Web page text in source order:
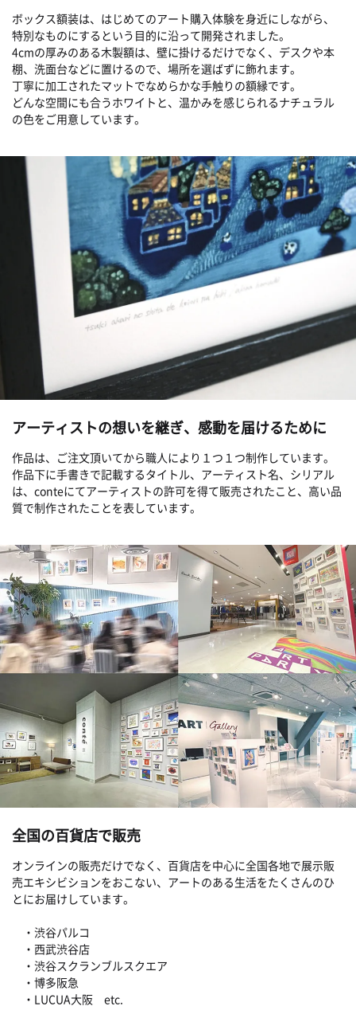
ボックス額装は、はじめてのアート購入体験を身近にしながら、
特別なものにするという目的に沿って開発されました。
4cmの厚みのある木製額は、壁に掛けるだけでなく、デスクや本
棚、洗面台などに置けるので、場所を選ばずに飾れます。
丁寧に加工されたマットでなめらかな手触りの額縁です。
どんな空間にも合うホワイトと、温かみを感じられるナチュラル
の色をご用意しています。
アーティストの想いを継ぎ、感動を届けるために
作品は、ご注文頂いてから職人により１つ１つ制作しています。
作品下に手書きで記載するタイトル、アーティスト名、シリアル
は、conteにてアーティストの許可を得て販売されたこと、高い品
質で制作されたことを表しています。
全国の百貨店で販売
オンラインの販売だけでなく、百貨店を中心に全国各地で展示販
売エキシビションをおこない、アートのある生活をたくさんのひ
とにお届けしています。
・渋谷パルコ
・西武渋谷店
・渋谷スクランブルスクエア
・博多阪急
・LUCUA大阪 etc.